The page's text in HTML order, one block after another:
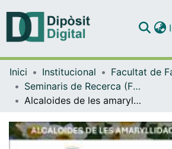
Navega
Com
Contacte
Inici Institucional
Seminaris de Recerca (Facultat de Farmàcia i Ciències de l'Alimentació)
Alcaloides de les amaryllidaceae (Seminaris de Recerca 2025)